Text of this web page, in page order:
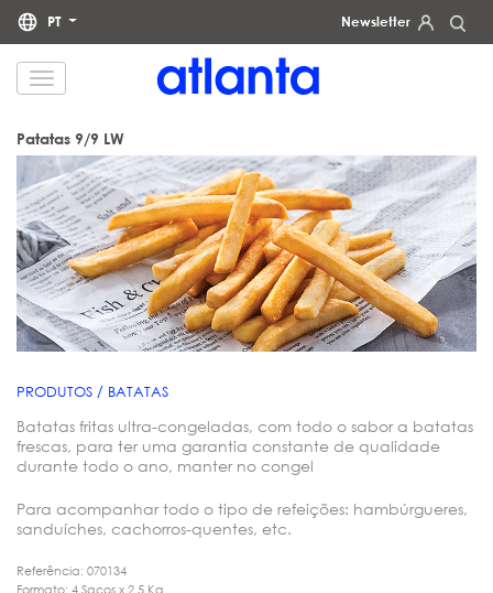
PT Newsletter
Informamos que os seus dados pessoais serão tratados pela atlanta Restauración Temática S.L., com o
objetivo de lhe enviar a nossa newsletter. Poderá exercer, a qualquer momento, os seus direitos de acesso,
DE PRIVACIDADE.
Patatas 9/9 LW
PRODUTOS / BATATAS
Batatas fritas ultra-congeladas, com todo o sabor a batatas
frescas, para ter uma garantia constante de qualidade
durante todo o ano, manter no congel
Para acompanhar todo o tipo de refeições: hambúrgueres,
sanduíches, cachorros-quentes, etc.
Referência: 070134